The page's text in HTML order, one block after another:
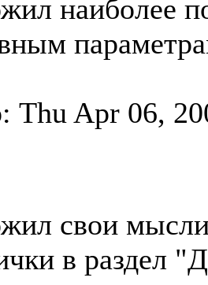
наиболее
Thu Apr 06,
свои
в раздел